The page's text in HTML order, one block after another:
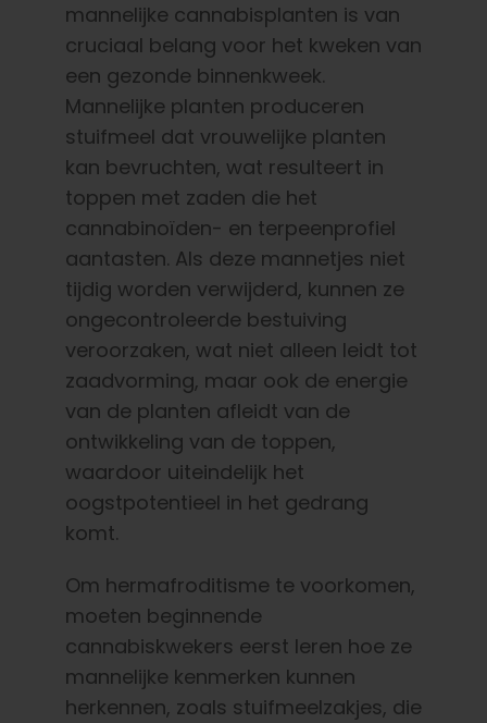
mannelijke cannabisplanten is van
cruciaal belang voor het kweken van
een gezonde binnenkweek.
Mannelijke planten produceren
stuifmeel dat vrouwelijke planten
kan bevruchten, wat resulteert in
toppen met zaden die het
cannabinoïden- en terpeenprofiel
aantasten. Als deze mannetjes niet
tijdig worden verwijderd, kunnen ze
ongecontroleerde bestuiving
veroorzaken, wat niet alleen leidt tot
zaadvorming, maar ook de energie
van de planten afleidt van de
ontwikkeling van de toppen,
waardoor uiteindelijk het
oogstpotentieel in het gedrang
komt.
Om hermafroditisme te voorkomen,
moeten beginnende
cannabiskwekers eerst leren hoe ze
mannelijke kenmerken kunnen
herkennen, zoals stuifmeelzakjes, die